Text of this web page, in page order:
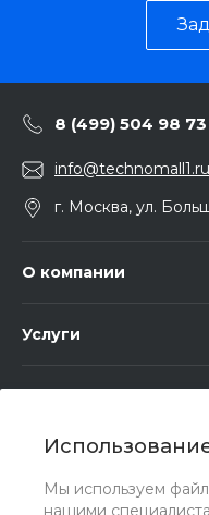
Мы используем
нашими
8 (499) 504 98 73
info@technomall1.ru
г. Москва, ул.
О компании
Услуги